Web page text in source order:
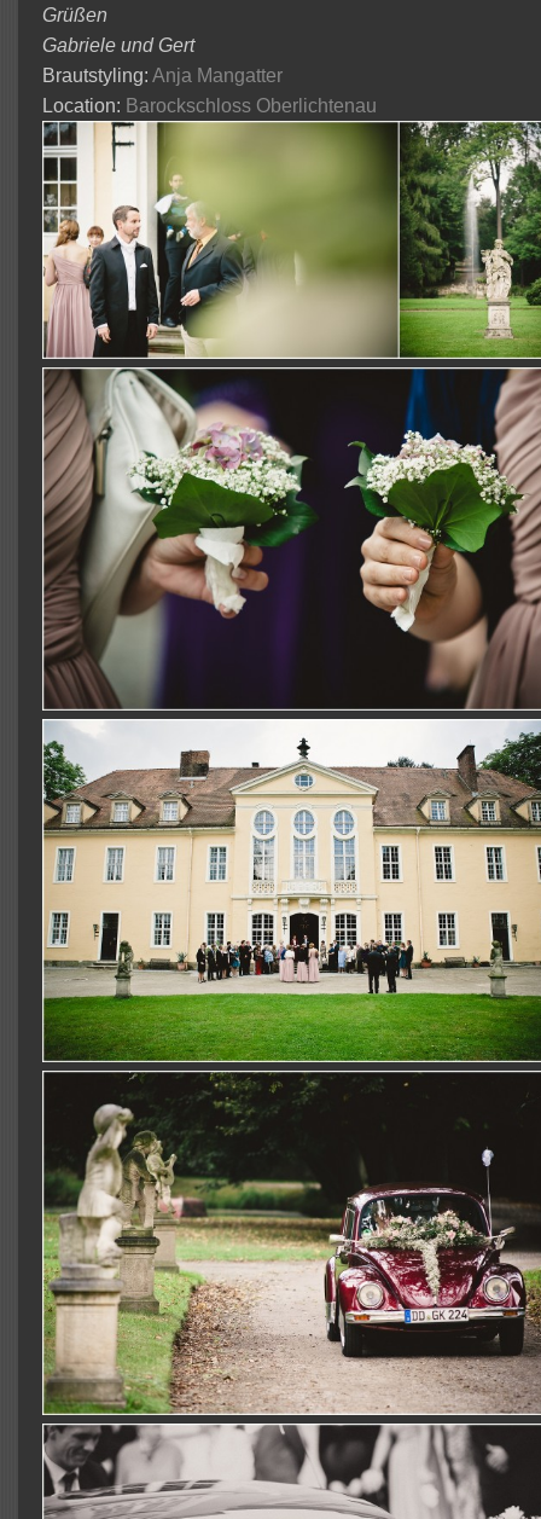
Grüßen
Gabriele und Gert
Brautstyling:Anja Mangatter
Location: Barockschloss Oberlichtenau